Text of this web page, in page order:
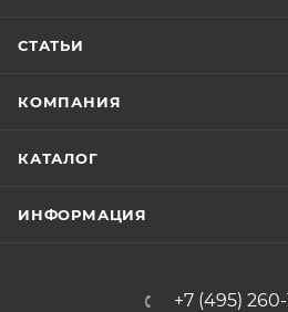
СТАТЬИ
КОМПАНИЯ
КАТАЛОГ
ИНФОРМАЦИЯ
+7 (495)